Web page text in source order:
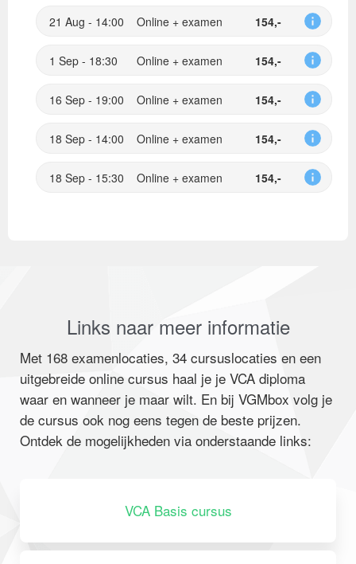
21 Aug - 14:00 Online + examen 154,-
1 Sep - 18:30 Online + examen 154,-
16 Sep - 19:00 Online + examen 154,-
18 Sep - 14:00 Online + examen 154,-
18 Sep - 15:30 Online + examen 154,-
Links naar meer informatie
Met 168 examenlocaties, 34 cursuslocaties en een
uitgebreide online cursus haal je je VCA diploma
waar en wanneer je maar wilt. En bij VGMbox volg je
de cursus ook nog eens tegen de beste prijzen.
Ontdek de mogelijkheden via onderstaande links:
VCA Basis cursus